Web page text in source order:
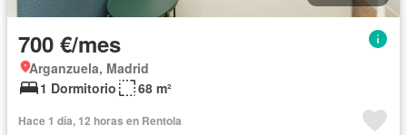
700 €/mes
Arganzuela, Madrid
1 Dormitorio
68 m²
Hace 1 día, 12 horas en Rentola